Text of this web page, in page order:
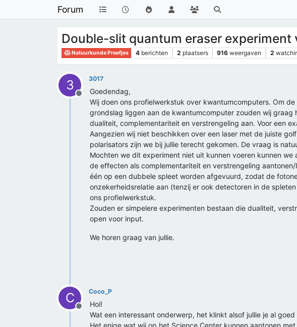
Forum
Double-slit quantum eraser
Natuurkunde Proefjes 4 berichten 2 plaatsers 916 weergaven 2
3
Offline
3017
Goedendag,
Wij doen ons profielwerkstuk over kwantumcomputers. Om
grondslag liggen aan de kwantumcomputer zouden wij graag
dualiteit, complementariteit en verstrengeling aan. Voor een
Aangezien wij niet beschikken over een laser met de juiste
polarisators zijn we bij jullie terecht gekomen. De vraag is
Mochten we dit experiment niet uit kunnen voeren kunnen
de effecten als complementariteit en verstrengeling
één op een dubbele spleet worden afgevuurd, zodat de
onzekerheidsrelatie aan (tenzij er ook detectoren in de
ons profielwerkstuk.
Zouden er simpelere experimenten bestaan die dualiteit,
open voor input.
We horen graag van jullie.
C
Offline
Coco_P
Hoi!
Wat een interessant onderwerp, het klinkt alsof jullie je al
Het enige wat wij op het Science Center kunnen aantonen